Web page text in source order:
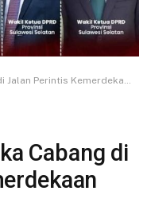
Perintis Kemerdekaan Makassar
Cabang di